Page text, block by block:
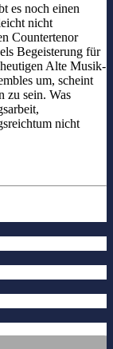
es noch einen
nicht
Countertenor
Begeisterung für
Alte Musik-
um, scheint
zu sein. Was
nicht